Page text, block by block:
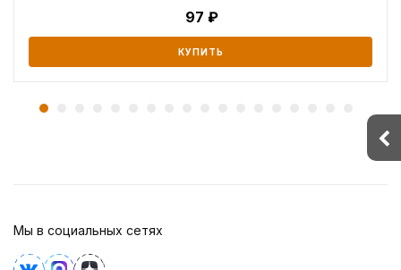
97
КУПИТЬ
Мы в социальных сетях